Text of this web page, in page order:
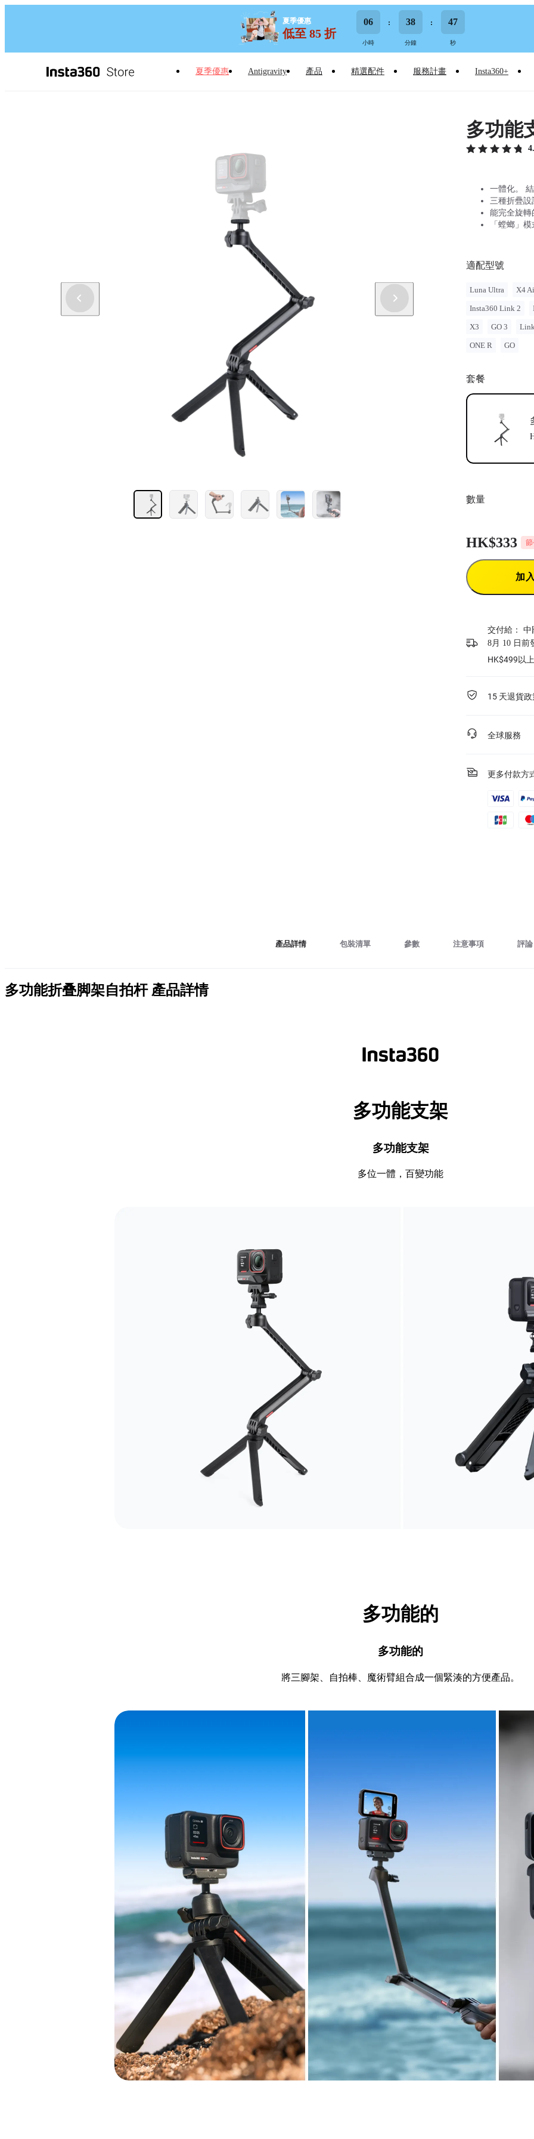
夏季優惠
低至 85 折
06
小時
38
分鐘
46
秒
夏季優惠 Antigravity 產品 精選配件 服務計畫 Insta360+
多功能
一體化。
三種折疊設
能完全旋轉
「螳螂」
適配型號
Luna Ultra X4
Insta360 Link 2
X3 GO 3
ONE R GO
套餐
數量
HK$333 節
加
交付給：
中
8月 10 日前
HK$499以
15 天退貨政
全球服務
更多付款方
產品詳情 包裝清單 參數 注意事項 評論
多功能折叠脚架自拍杆 產品詳情
多功能支架
多功能支架
多位一體，百變功能
多功能的
多功能的
將三腳架、自拍棒、魔術臂組合成一個緊湊的方便產品。